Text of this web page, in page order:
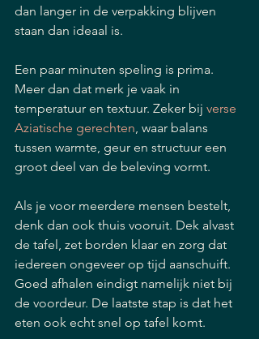
dan langer in de verpakking blijven
staan dan ideaal is.
Een paar minuten speling is prima.
Meer dan dat merk je vaak in
temperatuur en textuur. Zeker bij verse
Aziatische gerechten, waar balans
tussen warmte, geur en structuur een
groot deel van de beleving vormt.
Als je voor meerdere mensen bestelt,
denk dan ook thuis vooruit. Dek alvast
de tafel, zet borden klaar en zorg dat
iedereen ongeveer op tijd aanschuift.
Goed afhalen eindigt namelijk niet bij
de voordeur. De laatste stap is dat het
eten ook echt snel op tafel komt.